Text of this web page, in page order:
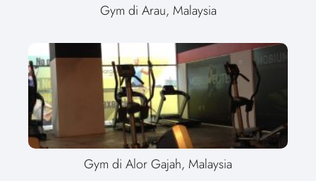
Gym di Arau, Malaysia
Gym di Alor Gajah, Malaysia